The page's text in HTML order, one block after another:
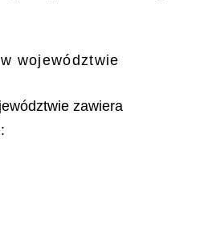
województwie
zawiera